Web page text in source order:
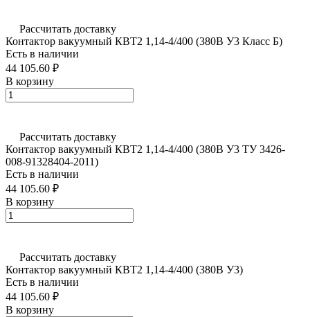
Рассчитать доставку
Контактор вакуумный КВТ2 1,14-4/400 (380В У3 Класс Б)
Есть в наличии
44 105.60 ₽
В корзину
Рассчитать доставку
Контактор вакуумный КВТ2 1,14-4/400 (380В У3 ТУ 3426-
008-91328404-2011)
Есть в наличии
44 105.60 ₽
В корзину
Рассчитать доставку
Контактор вакуумный КВТ2 1,14-4/400 (380В У3)
Есть в наличии
44 105.60 ₽
В корзину